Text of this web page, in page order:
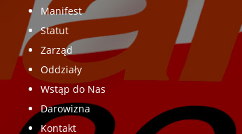
Manifest
Statut
Zarząd
Oddziały
Wstąp do Nas
Darowizna
Kontakt